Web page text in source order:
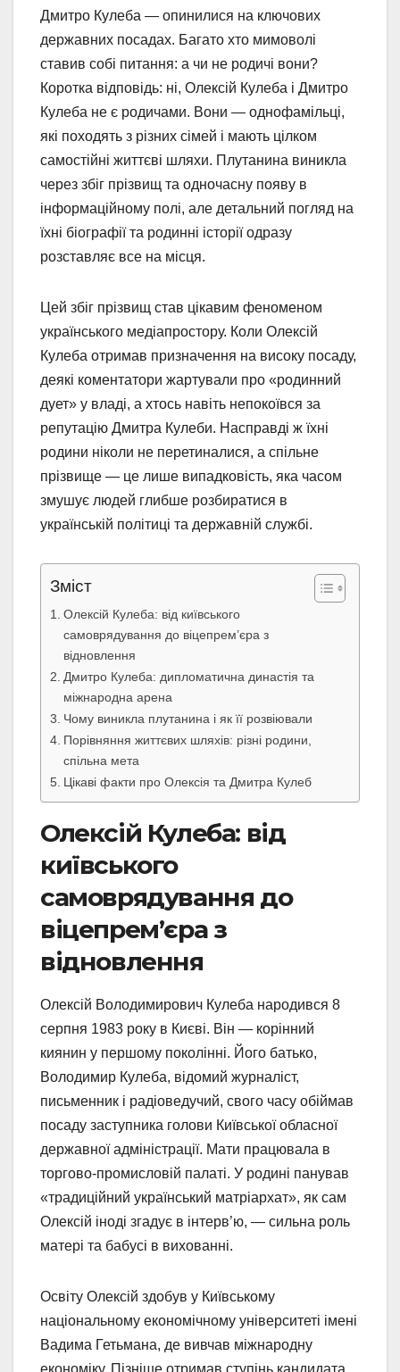
Дмитро Кулеба — опинилися на ключових
державних посадах. Багато хто мимоволі
ставив собі питання: а чи не родичі вони?
Коротка відповідь: ні, Олексій Кулеба і Дмитро
Кулеба не є родичами. Вони — однофамільці,
які походять з різних сімей і мають цілком
самостійні життєві шляхи. Плутанина виникла
через збіг прізвищ та одночасну появу в
інформаційному полі, але детальний погляд на
їхні біографії та родинні історії одразу
розставляє все на місця.
Цей збіг прізвищ став цікавим феноменом
українського медіапростору. Коли Олексій
Кулеба отримав призначення на високу посаду,
деякі коментатори жартували про «родинний
дует» у владі, а хтось навіть непокоївся за
репутацію Дмитра Кулеби. Насправді ж їхні
родини ніколи не перетиналися, а спільне
прізвище — це лише випадковість, яка часом
змушує людей глибше розбиратися в
українській політиці та державній службі.
Зміст
Олексій Кулеба: від київського
самоврядування до віцепрем’єра з
відновлення
Дмитро Кулеба: дипломатична династія та
міжнародна арена
Чому виникла плутанина і як її розвіювали
Порівняння життєвих шляхів: різні родини,
спільна мета
Цікаві факти про Олексія та Дмитра Кулеб
Олексій Кулеба: від
київського
самоврядування до
віцепрем’єра з
відновлення
Олексій Володимирович Кулеба народився 8
серпня 1983 року в Києві. Він — корінний
киянин у першому поколінні. Його батько,
Володимир Кулеба, відомий журналіст,
письменник і радіоведучий, свого часу обіймав
посаду заступника голови Київської обласної
державної адміністрації. Мати працювала в
торгово-промисловій палаті. У родині панував
«традиційний український матріархат», як сам
Олексій іноді згадує в інтерв’ю, — сильна роль
матері та бабусі в вихованні.
Освіту Олексій здобув у Київському
національному економічному університеті імені
Вадима Гетьмана, де вивчав міжнародну